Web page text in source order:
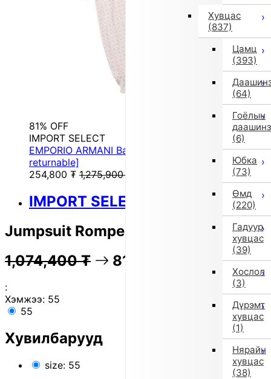
Хувцас
(837)
Цамц
(393)
(64)
Гоёлын
даашинз
(6)
Юбка
(73)
Өмд
(220)
Гадуур
хувцас
(39)
Хослол
(3)
Дүрэмт
хувцас
(1)
Нярайн
хувцас
(38)
81% OFF
IMPORT SELECT
EMPORIO ARMANI Baby Set (Pink) [Non-
returnable]
254,800 ₮ 1,275,900
IMPORT SELECT
Jumpsuit Romper (Pink)
1,074,400 ₮ 81% OFF 214,500 ₮
:
Хэмжээ: 55
55
Хувилбарууд
size: 55